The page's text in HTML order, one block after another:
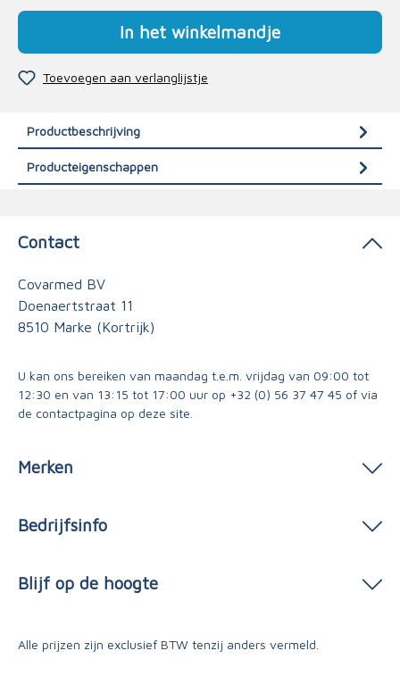
In het winkelmandje
Toevoegen aan verlanglijstje
Productbeschrijving
Producteigenschappen
Contact
Covarmed BV
Doenaertstraat 11
8510 Marke (Kortrijk)
U kan ons bereiken van maandag t.e.m. vrijdag van 09:00 tot
12:30 en van 13:15 tot 17:00 uur op +32 (0) 56 37 47 45 of via
de contactpagina op deze site.
Merken
Bedrijfsinfo
Blijf op de hoogte
Alle prijzen zijn exclusief BTW tenzij anders vermeld.